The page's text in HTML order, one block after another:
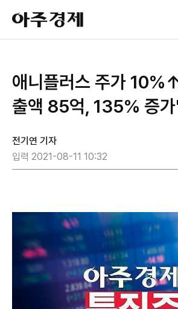
아
주
경
애니플러스 주가
출액 85억, 135% 증
전기연 기자
입력 2021-08-11 10:32